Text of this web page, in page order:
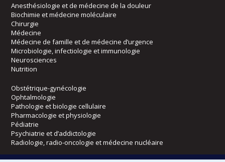
Anesthésiologie et de médecine de la douleur
Biochimie et médecine moléculaire
Chirurgie
Médecine
Médecine de famille et de médecine d’urgence
Microbiologie, infectiologie et immunologie
Neurosciences
Nutrition
Obstétrique-gynécologie
Ophtalmologie
Pathologie et biologie cellulaire
Pharmacologie et physiologie
Pédiatrie
Psychiatrie et d’addictologie
Radiologie, radio-oncologie et médecine nucléaire